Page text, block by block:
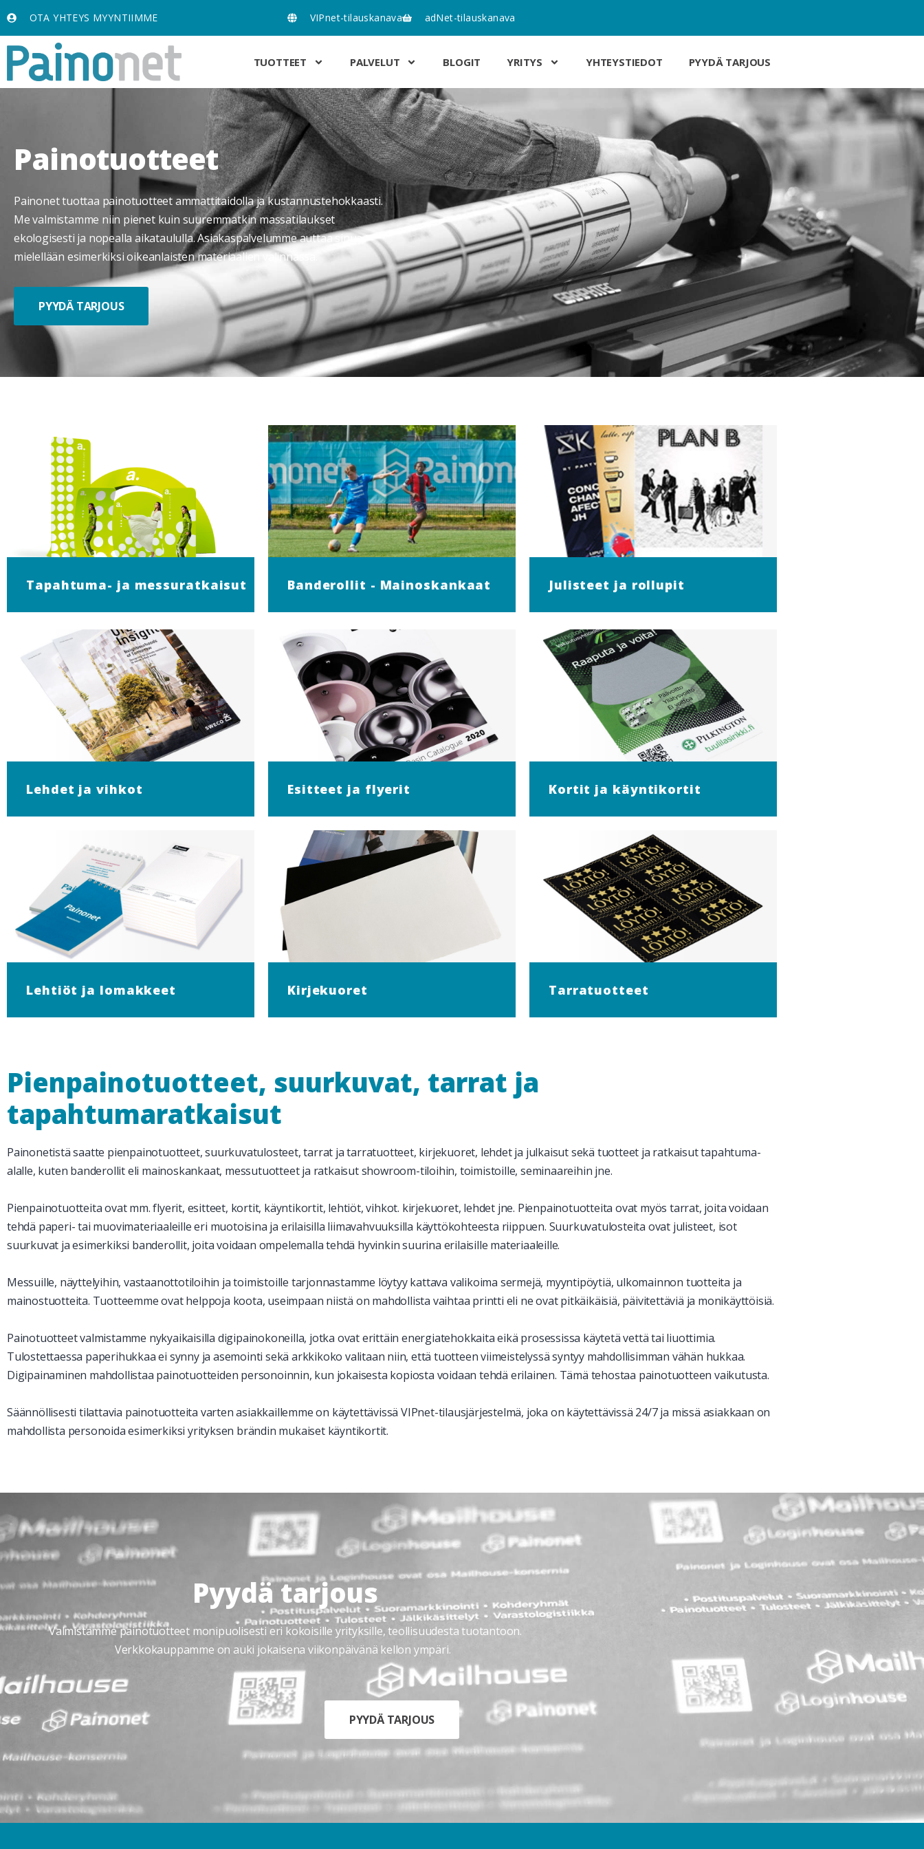
OTA YHTEYS MYYNTIIMME VIPnet-tilauskanava adNet-tilauskanava
TUOTTEET PALVELUT BLOGIT YRITYS YHTEYSTIEDOT PYYDÄ TARJOUS
Painotuotteet
Painonet tuottaa painotuotteet ammattitaidolla ja kustannustehokkaasti.
Me valmistamme niin pienet kuin suuremmatkin massatilaukset
ekologisesti ja nopealla aikataululla. Asiakaspalvelumme auttaa sinua
mielellään esimerkiksi oikeanlaisten materiaalien valinnassa.
PYYDÄ TARJOUS
Tapahtuma- ja messuratkaisut Banderollit - Mainoskankaat Julisteet ja rollupit
Lehdet ja vihkot
Lehtiöt ja lomakkeet
Esitteet ja flyerit
Kirjekuoret
Kortit ja käyntikortit
Tarratuotteet
Pienpainotuotteet, suurkuvat, tarrat ja
tapahtumaratkaisut
Painonetistä saatte pienpainotuotteet, suurkuvatulosteet, tarrat ja tarratuotteet, kirjekuoret, lehdet ja julkaisut sekä tuotteet ja ratkaisut tapahtuma-
alalle, kuten banderollit eli mainoskankaat, messutuotteet ja ratkaisut showroom-tiloihin, toimistoille, seminaareihin jne.
Pienpainotuotteita ovat mm. flyerit, esitteet, kortit, käyntikortit, lehtiöt, vihkot. kirjekuoret, lehdet jne. Pienpainotuotteita ovat myös tarrat, joita voidaan
tehdä paperi- tai muovimateriaaleille eri muotoisina ja erilaisilla liimavahvuuksilla käyttökohteesta riippuen. Suurkuvatulosteita ovat julisteet, isot
suurkuvat ja esimerkiksi banderollit, joita voidaan ompelemalla tehdä hyvinkin suurina erilaisille materiaaleille.
Messuille, näyttelyihin, vastaanottotiloihin ja toimistoille tarjonnastamme löytyy kattava valikoima sermejä, myyntipöytiä, ulkomainnon tuotteita ja
mainostuotteita. Tuotteemme ovat helppoja koota, useimpaan niistä on mahdollista vaihtaa printti eli ne ovat pitkäikäisiä, päivitettäviä ja monikäyttöisiä.
Painotuotteet valmistamme nykyaikaisilla digipainokoneilla, jotka ovat erittäin energiatehokkaita eikä prosessissa käytetä vettä tai liuottimia.
Tulostettaessa paperihukkaa ei synny ja asemointi sekä arkkikoko valitaan niin, että tuotteen viimeistelyssä syntyy mahdollisimman vähän hukkaa.
Digipainaminen mahdollistaa painotuotteiden personoinnin, kun jokaisesta kopiosta voidaan tehdä erilainen. Tämä tehostaa painotuotteen vaikutusta.
Säännöllisesti tilattavia painotuotteita varten asiakkaillemme on käytettävissä VIPnet-tilausjärjestelmä, joka on käytettävissä 24/7 ja missä asiakkaan on
mahdollista personoida esimerkiksi yrityksen brändin mukaiset käyntikortit.
Pyydä tarjous
Valmistamme painotuotteet monipuolisesti eri kokoisille yrityksille, teollisuudesta tuotantoon.
Verkkokauppamme on auki jokaisena viikonpäivänä kellon ympäri.
PYYDÄ TARJOUS